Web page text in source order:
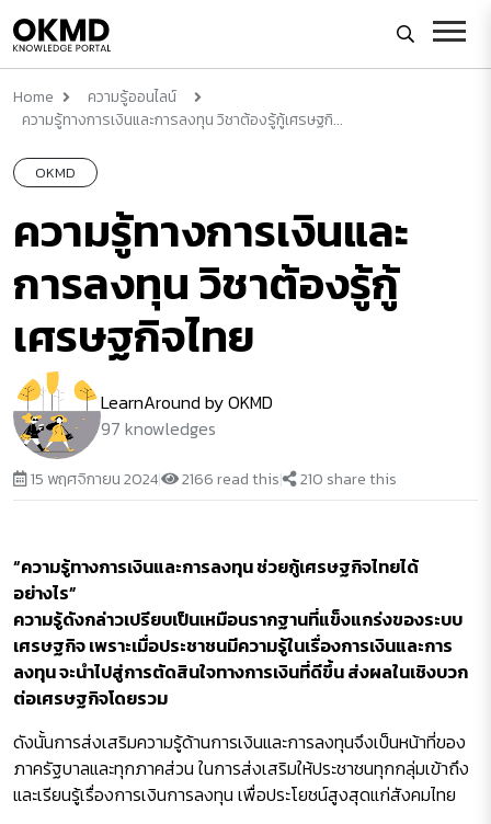
Home
ความรู้ออนไลน์
ความรู้ทางการเงินและการลงทุน วิชาต้องรู้กู้เศรษฐกิ...
OKMD
ความรู้ทางการเงินและ
การลงทุน วิชาต้องรู้กู้
เศรษฐกิจไทย
LearnAround by OKMD
97 knowledges
15 พฤศจิกายน 2024| 2166 read this| 210 share this
“ความรู้ทางการเงินและการลงทุน ช่วยกู้เศรษฐกิจไทยได้
อย่างไร”
ความรู้ดังกล่าวเปรียบเป็นเหมือนรากฐานที่แข็งแกร่งของระบบ
เศรษฐกิจ เพราะเมื่อประชาชนมีความรู้ในเรื่องการเงินและการ
ลงทุน จะนำไปสู่การตัดสินใจทางการเงินที่ดีขึ้น ส่งผลในเชิงบวก
ต่อเศรษฐกิจโดยรวม
ดังนั้นการส่งเสริมความรู้ด้านการเงินและการลงทุนจึงเป็นหน้าที่ของ
ภาครัฐบาลและทุกภาคส่วน ในการส่งเสริมให้ประชาชนทุกกลุ่มเข้าถึง
และเรียนรู้เรื่องการเงินการลงทุน เพื่อประโยชน์สูงสุดแก่สังคมไทย